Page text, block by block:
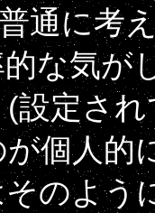
通に考
な気が
定され
個人的
のよう